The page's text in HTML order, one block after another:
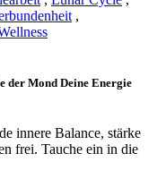
,
der Mond Deine Energie
innere Balance, stärke
frei. Tauche ein in die